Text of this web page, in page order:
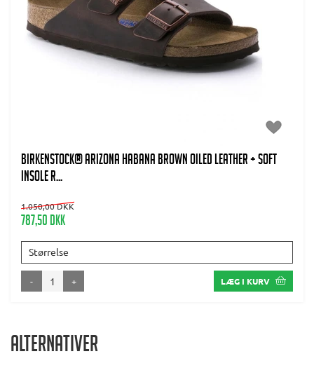
BIRKENSTOCK® Arizona Habana brown Oiled Leather + soft
insole R...
1.050,00 DKK
787,50 DKK
Størrelse
- + LÆG I KURV
Alternativer